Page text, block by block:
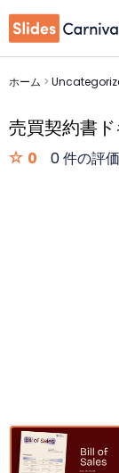
ホーム >
売買契約書
0 0 件の評価